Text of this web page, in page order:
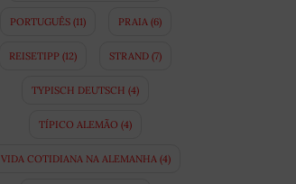
PORTUGUÊS(11) PRAIA(6)
REISETIPP (12) STRAND (7)
TYPISCH DEUTSCH (4)
TÍPICO ALEMÃO (4)
VIDA COTIDIANA NA ALEMANHA(4)